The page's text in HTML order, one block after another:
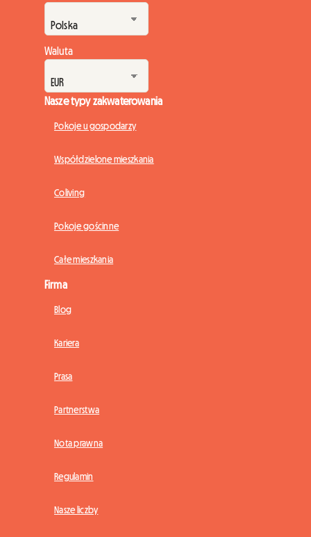
Waluta
Nasze typy zakwaterowania
Pokoje u gospodarzy
Współdzielone mieszkania
Coliving
Pokoje gościnne
Całe mieszkania
Firma
Blog
Kariera
Prasa
Partnerstwa
Nota prawna
Regulamin
Nasze liczby